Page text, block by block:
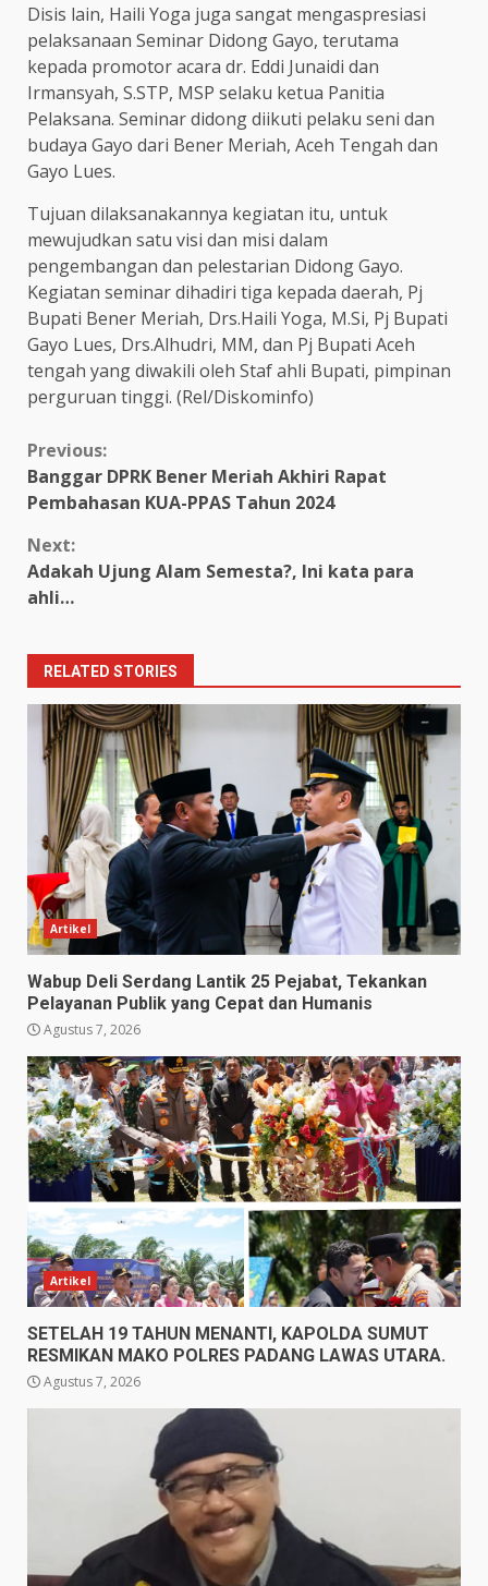
Disis lain, Haili Yoga juga sangat mengaspresiasi
pelaksanaan Seminar Didong Gayo, terutama
kepada promotor acara dr. Eddi Junaidi dan
Irmansyah, S.STP, MSP selaku ketua Panitia
Pelaksana. Seminar didong diikuti pelaku seni dan
budaya Gayo dari Bener Meriah, Aceh Tengah dan
Gayo Lues.
Tujuan dilaksanakannya kegiatan itu, untuk
mewujudkan satu visi dan misi dalam
pengembangan dan pelestarian Didong Gayo.
Kegiatan seminar dihadiri tiga kepada daerah, Pj
Bupati Bener Meriah, Drs.Haili Yoga, M.Si, Pj Bupati
Gayo Lues, Drs.Alhudri, MM, dan Pj Bupati Aceh
tengah yang diwakili oleh Staf ahli Bupati, pimpinan
perguruan tinggi. (Rel/Diskominfo)
Continue
Reading
Previous:
Banggar DPRK Bener Meriah Akhiri Rapat
Pembahasan KUA-PPAS Tahun 2024
Next:
Adakah Ujung Alam Semesta?, Ini kata para
ahli…
RELATED STORIES
Artikel
Wabup Deli Serdang Lantik 25 Pejabat, Tekankan
Pelayanan Publik yang Cepat dan Humanis
Agustus 7, 2026
Artikel
SETELAH 19 TAHUN MENANTI, KAPOLDA SUMUT
RESMIKAN MAKO POLRES PADANG LAWAS UTARA.
Agustus 7, 2026